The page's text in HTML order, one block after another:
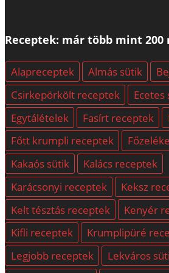
Receptek: már több mint 200
Alapreceptek Almás sütik
Csirkepörkölt receptek
Egytálételek
Fasírt receptek
Főtt krumpli receptek
Kakaós sütik
Kalács receptek
Karácsonyi receptek
Keksz
Kelt tésztás receptek
Kenyér
Kifli receptek
Krumplipüré
Legjobb receptek
Lekváros